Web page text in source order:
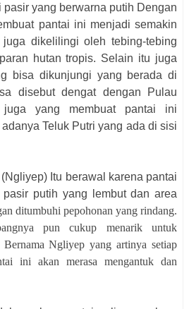
yang berwarna putih Dengan
pantai ini menjadi semakin
dikelilingi oleh tebing-tebing
hutan tropis. Selain itu juga
bisa dikunjungi yang berada di
disebut dengat dengan Pulau
yang membuat pantai ini
Teluk Putri yang ada di sisi
Itu berawal karena pantai
putih yang lembut dan area
ditumbuhi pepohonan yang rindang.
puncukup menarik untuk
Ngliyep yang artinya setiap
ini akan merasa mengantuk dan